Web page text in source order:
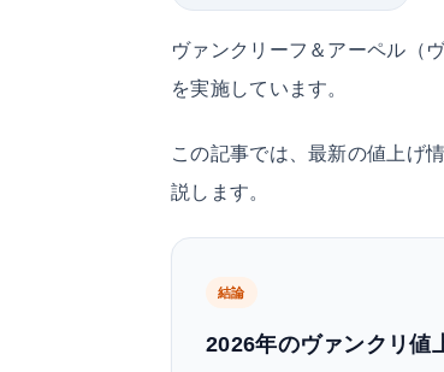
ヴァンクリーフ＆アーペル（
を実施しています。
この記事では、最新の値上げ
説します。
結論
2026年のヴァンクリ値